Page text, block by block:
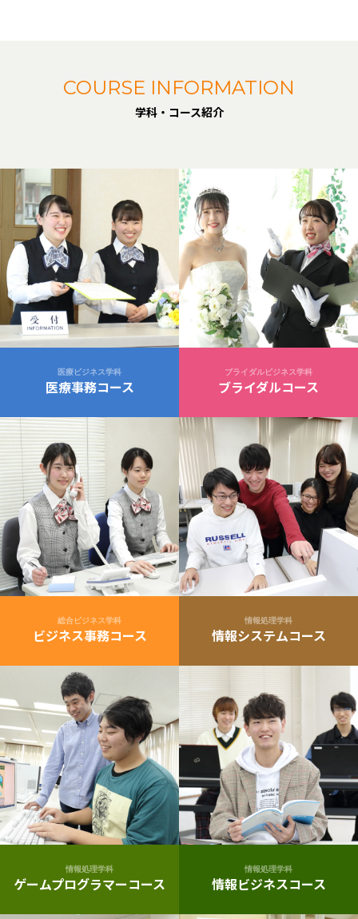
COURSE INFORMATION
学科・コース紹介
医療ビジネス学科
医療事務コース
ブライダルビジネス学科
ブライダルコース
総合ビジネス学科
ビジネス事務コース
情報処理学科
情報システムコース
情報処理学科
ゲームプログラマーコース
情報処理学科
情報ビジネスコース